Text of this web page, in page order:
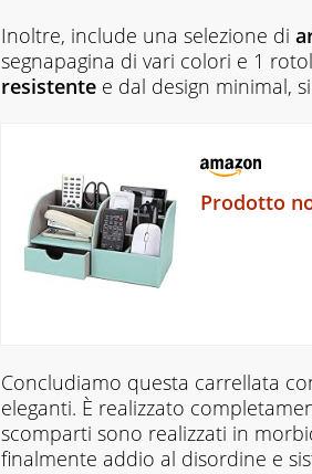
Inoltre, include una selezione di
segnapagina di vari colori e 1
resistente e dal design minimal,
Prodotto
Concludiamo questa carrellata
eleganti. È realizzato
scomparti sono realizzati in
finalmente addio al disordine e